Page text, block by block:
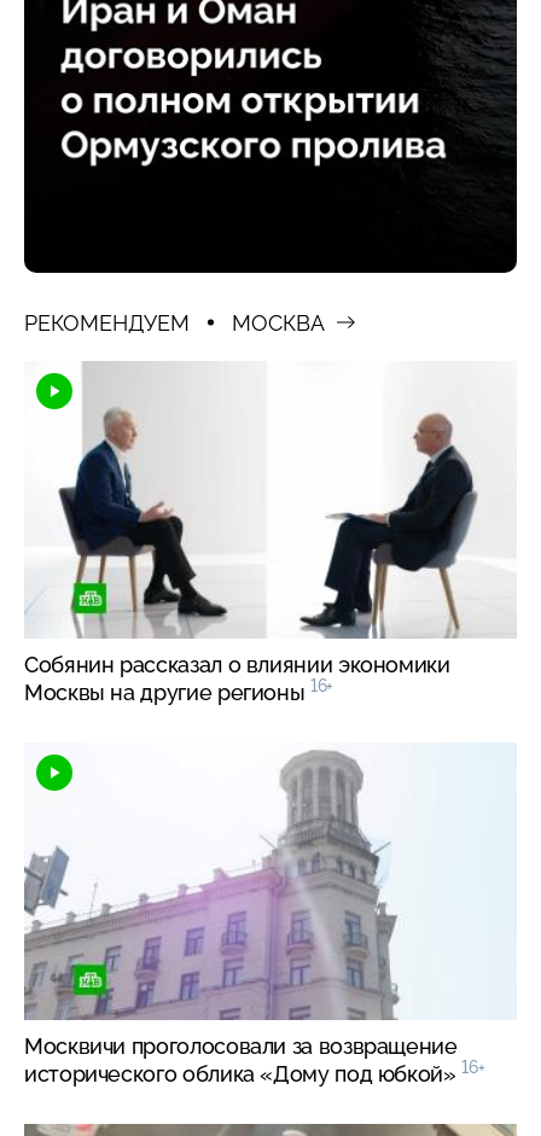
РЕКОМЕНДУЕМ МОСКВА
Собянин рассказал о влиянии экономики
Москвы на другие регионы 16+
Москвичи проголосовали за возвращение
исторического облика «Дому под юбкой» 16+